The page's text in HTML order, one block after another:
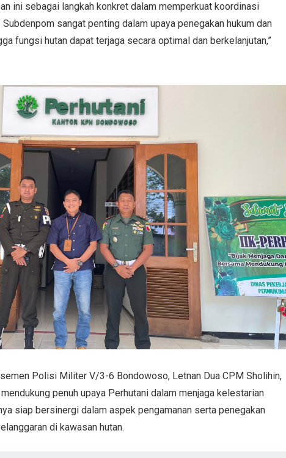
ini sebagai langkah konkret dalam memperkuat koordinasi
Subdenpom sangat penting dalam upaya penegakan hukum dan
fungsi hutan dapat terjaga secara optimal dan berkelanjutan,”
Polisi Militer V/3-6 Bondowoso, Letnan Dua CPM Sholihin,
penuh upaya Perhutani dalam menjaga kelestarian
siap bersinergi dalam aspek pengamanan serta penegakan
di kawasan hutan.